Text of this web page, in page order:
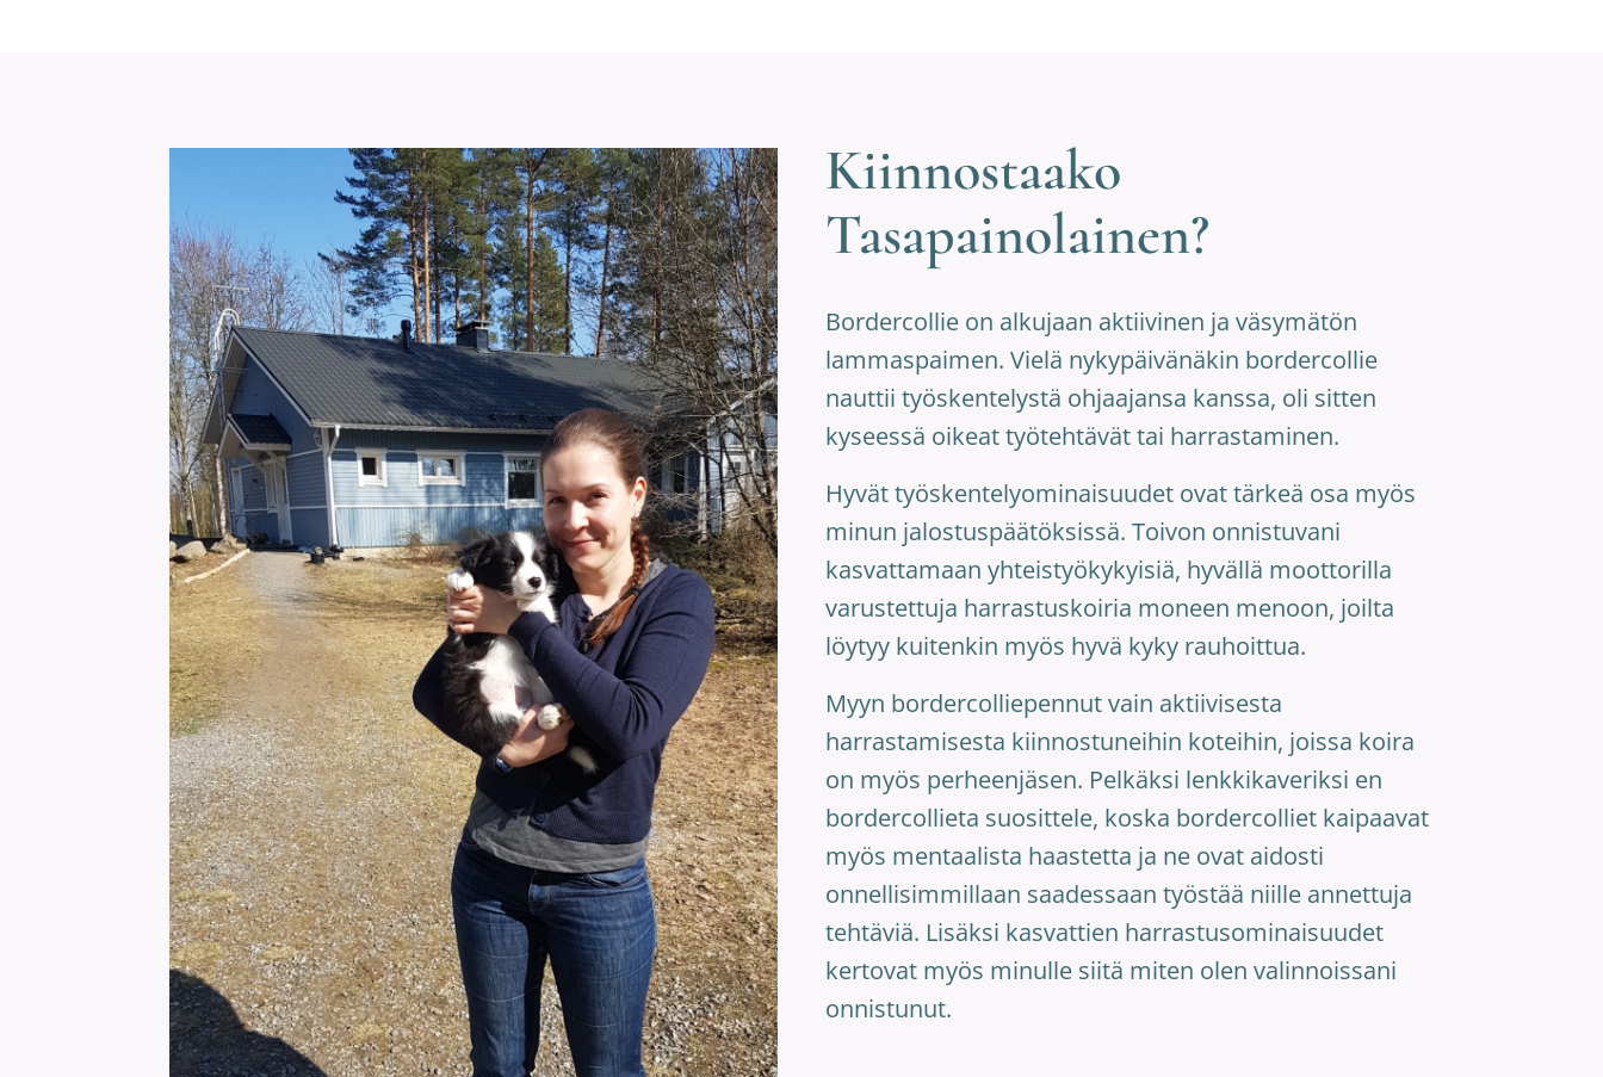
Kiinnostaako
Tasapainolainen?
Bordercollie on alkujaan aktiivinen ja väsymätön
lammaspaimen. Vielä nykypäivänäkin bordercollie
nauttii työskentelystä ohjaajansa kanssa, oli sitten
kyseessä oikeat työtehtävät tai harrastaminen.
Hyvät työskentelyominaisuudet ovat tärkeä osa myös
minun jalostuspäätöksissä. Toivon onnistuvani
kasvattamaan yhteistyökykyisiä, hyvällä moottorilla
varustettuja harrastuskoiria moneen menoon, joilta
löytyy kuitenkin myös hyvä kyky rauhoittua.
Myyn bordercolliepennut vain aktiivisesta
harrastamisesta kiinnostuneihin koteihin, joissa koira
on myös perheenjäsen. Pelkäksi lenkkikaveriksi en
bordercollieta suosittele, koska bordercolliet kaipaavat
myös mentaalista haastetta ja ne ovat aidosti
onnellisimmillaan saadessaan työstää niille annettuja
tehtäviä. Lisäksi kasvattien harrastusominaisuudet
kertovat myös minulle siitä miten olen valinnoissani
onnistunut.